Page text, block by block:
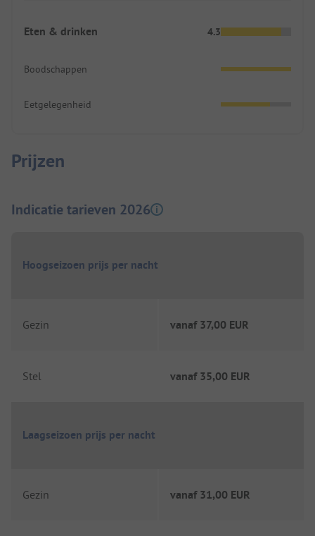
Eten & drinken 4.3
Boodschappen
Eetgelegenheid
Prijzen
Indicatie tarieven 2026
Hoogseizoen prijs per nacht
Gezin vanaf 37,00 EUR
Stel vanaf 35,00 EUR
Laagseizoen prijs per nacht
Gezin vanaf 31,00 EUR